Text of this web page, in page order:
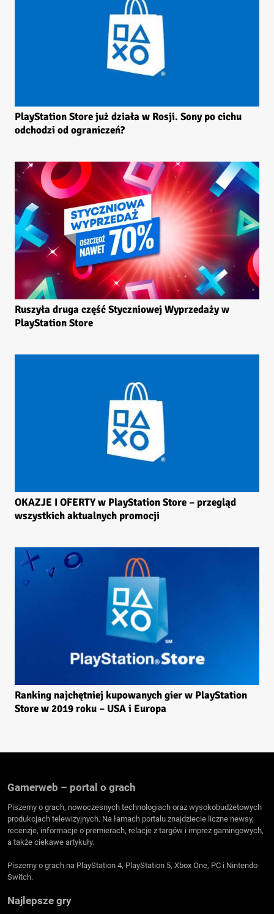
PlayStation Store już działa w Rosji. Sony po cichu
odchodzi od ograniczeń?
Ruszyła druga część Styczniowej Wyprzedaży w
PlayStation Store
OKAZJE I OFERTY w PlayStation Store – przegląd
wszystkich aktualnych promocji
Ranking najchętniej kupowanych gier w PlayStation
Store w 2019 roku – USA i Europa
Gamerweb – portal o grach
Piszemy o grach, nowoczesnych technologiach oraz wysokobudżetowych
produkcjach telewizyjnych. Na łamach portalu znajdziecie liczne newsy,
recenzje, informacje o premierach, relacje z targów i imprez gamingowych,
a także ciekawe artykuły.
Piszemy o grach na PlayStation 4, PlayStation 5, Xbox One, PC i Nintendo
Switch.
Najlepsze gry